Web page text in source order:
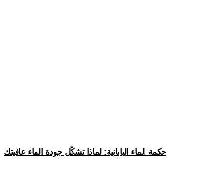
حكمة الماء اليابانية: لماذا تشكّل جودة الماء عافيتك